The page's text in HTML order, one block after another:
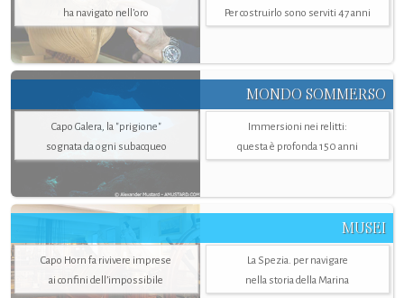
ha navigato nell’oro
Per costruirlo sono serviti 47 anni
MONDO SOMMERSO
Capo Galera, la "prigione"
sognata da ogni subacqueo
Immersioni nei relitti:
questa è profonda 150 anni
MUSEI
Capo Horn fa rivivere imprese
ai confini dell’impossibile
La Spezia. per navigare
nella storia della Marina